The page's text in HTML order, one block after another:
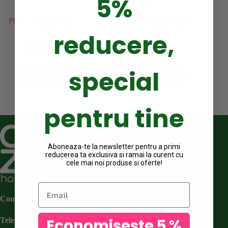
Pieptan descurcare usoara
20.00 lei
ADAUGA IN COS
20.00lei
ADAUGA IN COS
Contactati-ne
Telefon 0722 551 269
5%
reducere,
special
pentru tine
Aboneaza-te la newsletter pentru a primi
reducerea ta exclusiva si ramai la curent cu
cele mai noi produse si oferte!
Email